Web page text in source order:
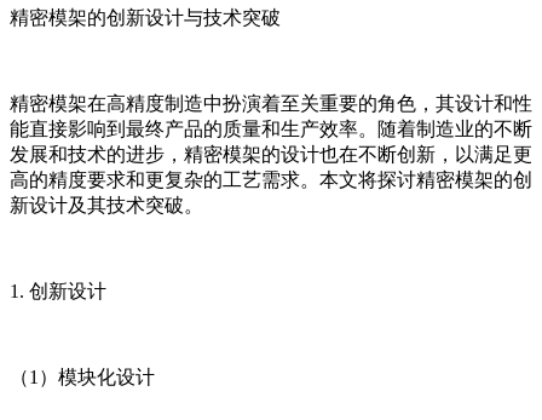
精密模架的创新设计与技术突破
精密模架在高精度制造中扮演着至关重要的角色，其设计和性
能直接影响到最终产品的质量和生产效率。随着制造业的不断
发展和技术的进步，精密模架的设计也在不断创新，以满足更
高的精度要求和更复杂的工艺需求。本文将探讨精密模架的创
新设计及其技术突破。
1. 创新设计
（1）模块化设计